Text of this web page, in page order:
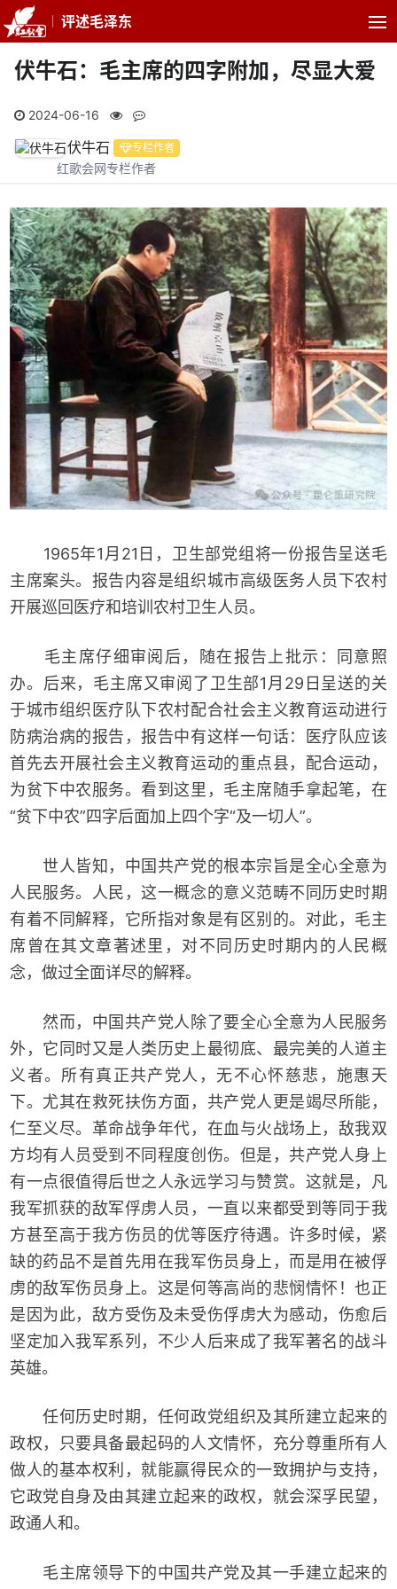
评述毛泽东
伏牛石：毛主席的四字附加，尽显大爱
2024-06-16
伏牛石 专栏作者
红歌会网专栏作者
1965年1月21日，卫生部党组将一份报告呈送毛
主席案头。报告内容是组织城市高级医务人员下农村
开展巡回医疗和培训农村卫生人员。
毛主席仔细审阅后，随在报告上批示：同意照
办。后来，毛主席又审阅了卫生部1月29日呈送的关
于城市组织医疗队下农村配合社会主义教育运动进行
防病治病的报告，报告中有这样一句话：医疗队应该
首先去开展社会主义教育运动的重点县，配合运动，
为贫下中农服务。看到这里，毛主席随手拿起笔，在
“贫下中农”四字后面加上四个字“及一切人”。
世人皆知，中国共产党的根本宗旨是全心全意为
人民服务。人民，这一概念的意义范畴不同历史时期
有着不同解释，它所指对象是有区别的。对此，毛主
席曾在其文章著述里，对不同历史时期内的人民概
念，做过全面详尽的解释。
然而，中国共产党人除了要全心全意为人民服务
外，它同时又是人类历史上最彻底、最完美的人道主
义者。所有真正共产党人，无不心怀慈悲，施惠天
下。尤其在救死扶伤方面，共产党人更是竭尽所能，
仁至义尽。革命战争年代，在血与火战场上，敌我双
方均有人员受到不同程度创伤。但是，共产党人身上
有一点很值得后世之人永远学习与赞赏。这就是，凡
我军抓获的敌军俘虏人员，一直以来都受到等同于我
方甚至高于我方伤员的优等医疗待遇。许多时候，紧
缺的药品不是首先用在我军伤员身上，而是用在被俘
虏的敌军伤员身上。这是何等高尚的悲悯情怀！也正
是因为此，敌方受伤及未受伤俘虏大为感动，伤愈后
坚定加入我军系列，不少人后来成了我军著名的战斗
英雄。
任何历史时期，任何政党组织及其所建立起来的
政权，只要具备最起码的人文情怀，充分尊重所有人
做人的基本权利，就能赢得民众的一致拥护与支持，
它政党自身及由其建立起来的政权，就会深孚民望，
政通人和。
毛主席领导下的中国共产党及其一手建立起来的